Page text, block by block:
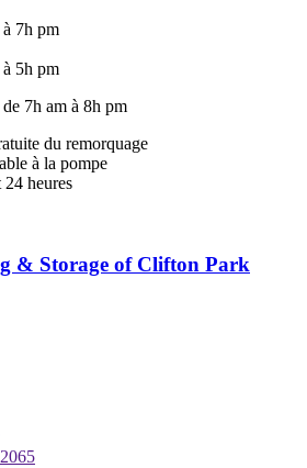
à 7h pm
5h pm
7h am à 8h pm
du remorquage
à la pompe
heures
& Storage of Clifton Park